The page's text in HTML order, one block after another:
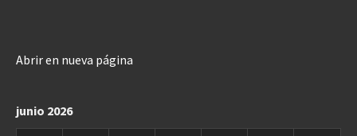
Abrir en nueva página
junio 2026